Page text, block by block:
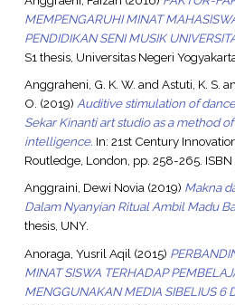
MEMPENGARUHI MINAT
PENDIDIKAN SENI MUSIK
S1 thesis, Universitas Negeri
Anggraheni, G. K. W. and Astuti, K. S.
O. (2019) Auditive stimulation of
Sekar Kinanti art studio as a method
intelligence. In: 21st Century
Routledge, London, pp. 258-265.
Anggraini, Dewi Novia(2019) Makna
Dalam Nyanyian Ritual Ambil Madu
thesis, UNY.
Anoraga, Yusril Aqil (2015)
MINAT SISWA TERHADAP
MENGGUNAKAN MEDIA SIBELIUS 6